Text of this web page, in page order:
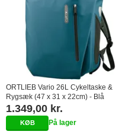
ORTLIEB Vario 26L Cykeltaske &
Rygsæk (47 x 31 x 22cm) - Blå
1.349,00 kr.
På lager